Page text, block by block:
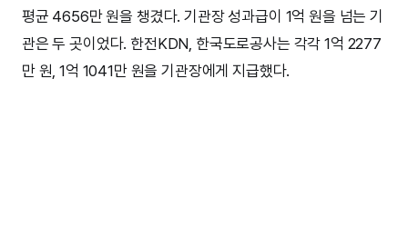
평균 4656만 원을 챙겼다. 기관장 성과급이 1억 원을 넘는 기
관은 두 곳이었다. 한전KDN, 한국도로공사는 각각 1억 2277
만 원, 1억 1041만 원을 기관장에게 지급했다.